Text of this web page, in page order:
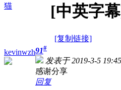
猫
[中英字
[复制链接]
kevinwzh91#
发表于 2019-3-5
感谢分享
回复